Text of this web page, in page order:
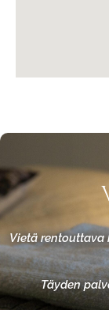
Vietä rentouttava
Täyden